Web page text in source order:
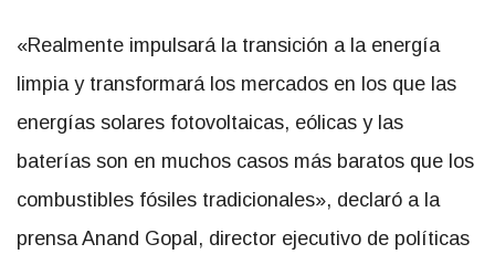
«Realmente impulsará la transición a la energía
limpia y transformará los mercados en los que las
energías solares fotovoltaicas, eólicas y las
baterías son en muchos casos más baratos que los
combustibles fósiles tradicionales», declaró a la
prensa Anand Gopal, director ejecutivo de políticas